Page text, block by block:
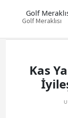
Golf
Golf Meraklısı
Kas